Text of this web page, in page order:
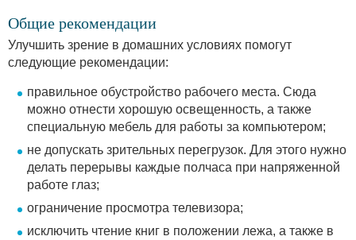
Общие рекомендации
Улучшить зрение в домашних условиях помогут
следующие рекомендации:
правильное обустройство рабочего места. Сюда
можно отнести хорошую освещенность, а также
специальную мебель для работы за компьютером;
не допускать зрительных перегрузок. Для этого нужно
делать перерывы каждые полчаса при напряженной
работе глаз;
ограничение просмотра телевизора;
исключить чтение книг в положении лежа, а также в